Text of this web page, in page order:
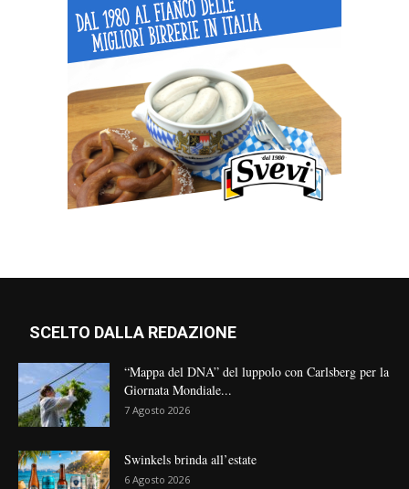
SCELTO DALLA REDAZIONE
“Mappa del DNA” del luppolo con Carlsberg per la
Giornata Mondiale...
7 Agosto 2026
Swinkels brinda all’estate
6 Agosto 2026